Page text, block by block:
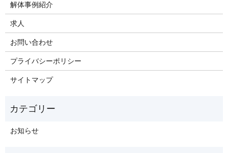
解体事例紹介
求人
お問い合わせ
プライバシーポリシー
サイトマップ
お知らせ